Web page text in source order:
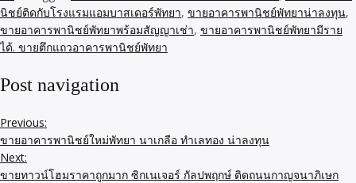
นิชย์ติดกับโรงแรมแอมบาสเดอร์พัทยา, ขายอาคารพานิชย์พัทยาน่าลงทุน,
ขายอาคารพานิชย์พัทยาพร้อมสัญญาเช่า, ขายอาคารพานิชย์พัทยามีราย
ได้. ขายตึกแถวอาคารพานิชย์พัทยา
Post navigation
Previous:
ขายอาคารพานิชย์ใหม่พัทยา นาเกลือ ทำเลทอง น่าลงทุน
Next:
ขายทาวน์โฮมราคาถูกมาก ซิกเนเจอร์ กัลปพฤกษ์ ติดถนนกาญจนาภิเษก